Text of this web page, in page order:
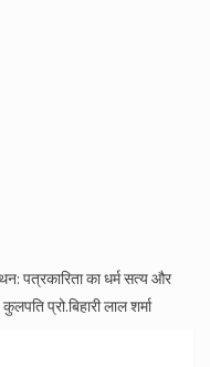
पत्रकारिता का धर्म सत्य और
प्रो.बिहारी लाल शर्मा